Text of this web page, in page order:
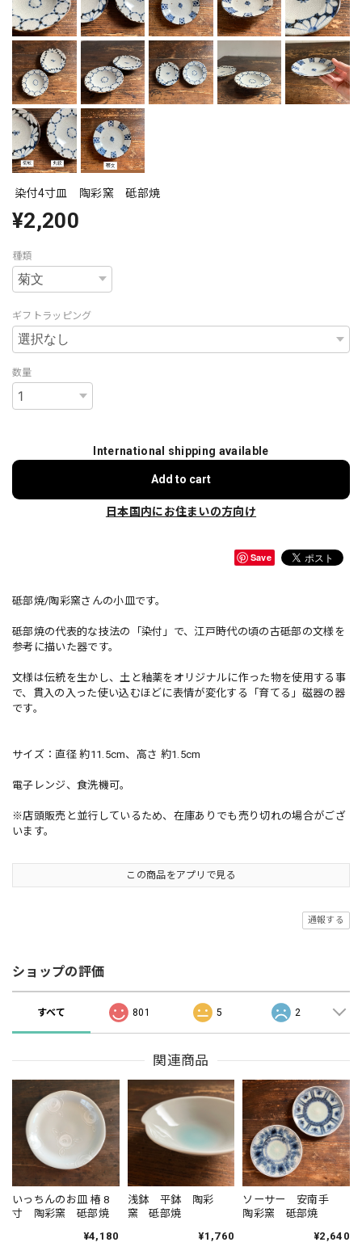
染付4寸皿 陶彩窯 砥部焼
¥2,200
種類
ギフトラッピング
数量
International shipping available
Add to cart
日本国内にお住まいの方向け
Save
砥部焼/陶彩窯さんの小皿です。
砥部焼の代表的な技法の「染付」で、江戸時代の頃の古砥部の文様を
参考に描いた器です。
文様は伝統を生かし、土と釉薬をオリジナルに作った物を使用する事
で、貫入の入った使い込むほどに表情が変化する「育てる」磁器の器
です。
サイズ：直径 約11.5cm、高さ 約1.5cm
電子レンジ、食洗機可。
※店頭販売と並行しているため、在庫ありでも売り切れの場合がござ
います。
この商品をアプリで見る
通報する
ショップの評価
すべて 801 5 2
関連商品
いっちんのお皿 椿 8
寸 陶彩窯 砥部焼
¥4,180
浅鉢 平鉢 陶彩
窯 砥部焼
¥1,760
ソーサー 安南手
陶彩窯 砥部焼
¥2,640